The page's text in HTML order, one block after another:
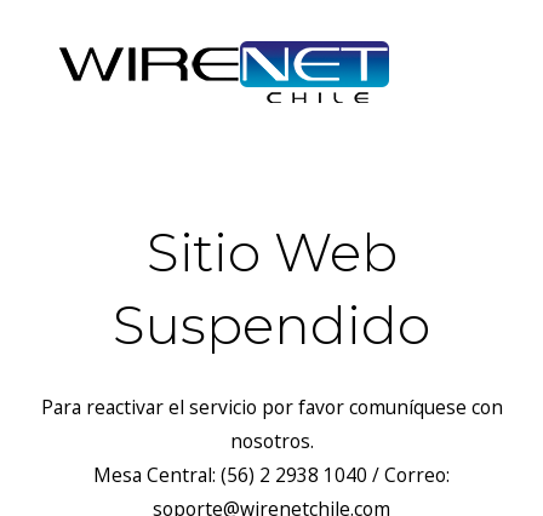
Sitio Web
Suspendido
Para reactivar el servicio por favor comuníquese con
nosotros.
Mesa Central: (56) 2 2938 1040 / Correo:
soporte@wirenetchile.com